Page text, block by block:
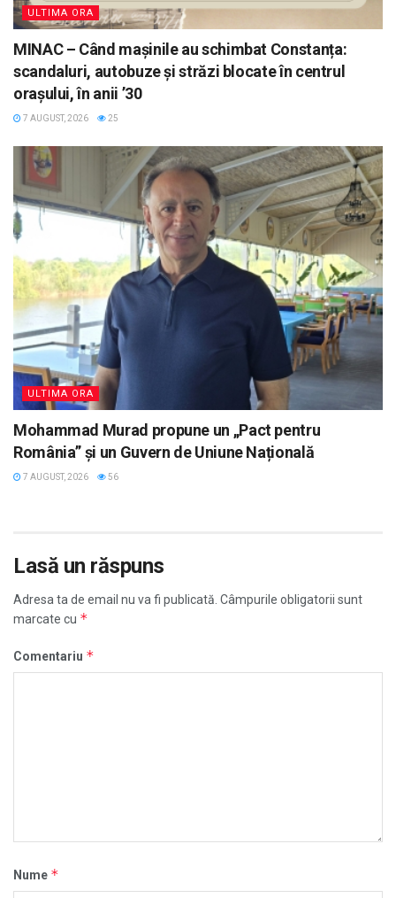
ULTIMA ORA
MINAC – Când mașinile au schimbat Constanța:
scandaluri, autobuze și străzi blocate în centrul
orașului, în anii ’30
7 AUGUST, 2026 25
ULTIMA ORA
Mohammad Murad propune un „Pact pentru
România” și un Guvern de Uniune Națională
7 AUGUST, 2026 56
Lasă un răspuns
Adresa ta de email nu va fi publicată. Câmpurile obligatorii sunt
marcate cu *
Comentariu *
Nume *